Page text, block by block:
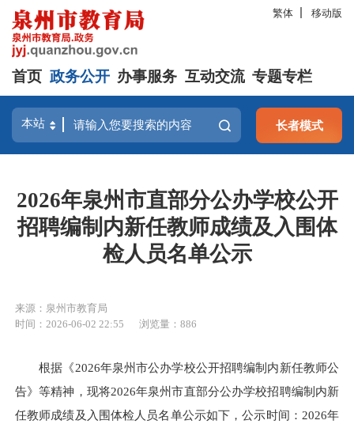
繁体 移动版
首页 政务公开 办事服务 互动交流 专题专栏
长者模式
2026年泉州市直部分公办学校公开
招聘编制内新任教师成绩及入围体
检人员名单公示
来源：泉州市教育局
时间：2026-06-02 22:55
浏览量： 886
根据《2026年泉州市公办学校公开招聘编制内新任教师公
告》等精神，现将2026年泉州市直部分公办学校招聘编制内新
任教师成绩及入围体检人员名单公示如下，公示时间：2026年